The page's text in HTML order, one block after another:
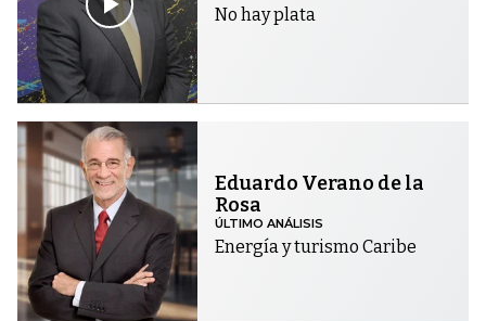
No hay plata
Eduardo Verano de la
Rosa
ÚLTIMO ANÁLISIS
Energía y turismo Caribe